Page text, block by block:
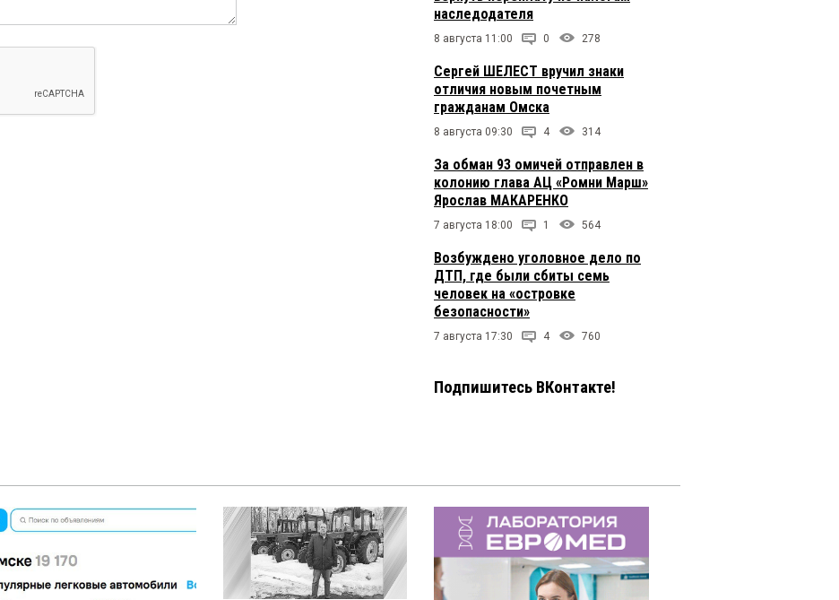
наследодателя
8 августа 11:00 0 278
Сергей ШЕЛЕСТ вручил знаки
отличия новым почетным
гражданам Омска
8 августа 09:30 4 314
За обман 93 омичей отправлен в
колонию глава АЦ «Ромни Марш»
Ярослав МАКАРЕНКО
7 августа 18:00 1 564
Возбуждено уголовное дело по
ДТП, где были сбиты семь
человек на «островке
безопасности»
7 августа 17:30 4 760
Подпишитесь ВКонтакте!